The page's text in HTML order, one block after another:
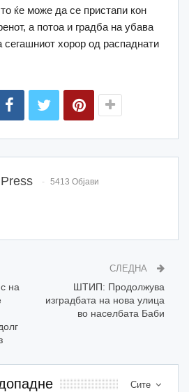
ќе може да се пристапи кон
а потоа и градба на убава
сегашниот хорор од распаднати
5413 Објави
на
СЛЕДНА
ШТИП: Продолжува
изградбата на нова улица
во населбата Баби
Сите